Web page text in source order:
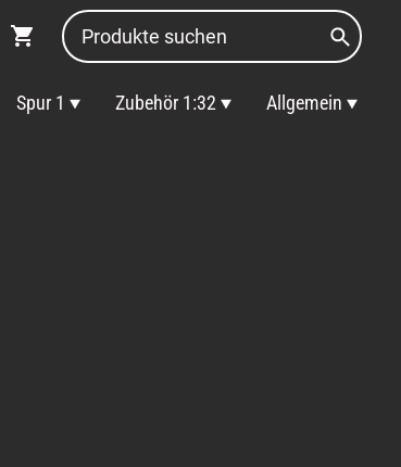
Spur 1 Zubehör 1:32 Allgemein